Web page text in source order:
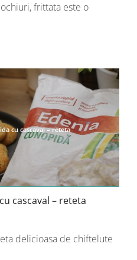
frittata este o
cu cascaval – reteta
cascaval – reteta
delicioasa de chiftelute